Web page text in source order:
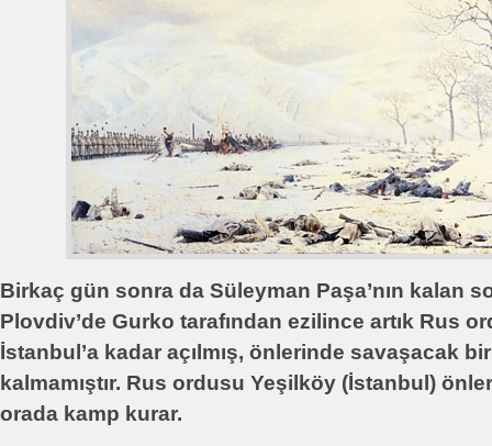
Birkaç gün sonra da Süleyman Paşa’nın kalan
Plovdiv’de Gurko tarafından ezilince artık Rus
İstanbul’a kadar açılmış, önlerinde savaşacak
kalmamıştır. Rus ordusu Yeşilköy (İstanbul)
orada kamp kurar.